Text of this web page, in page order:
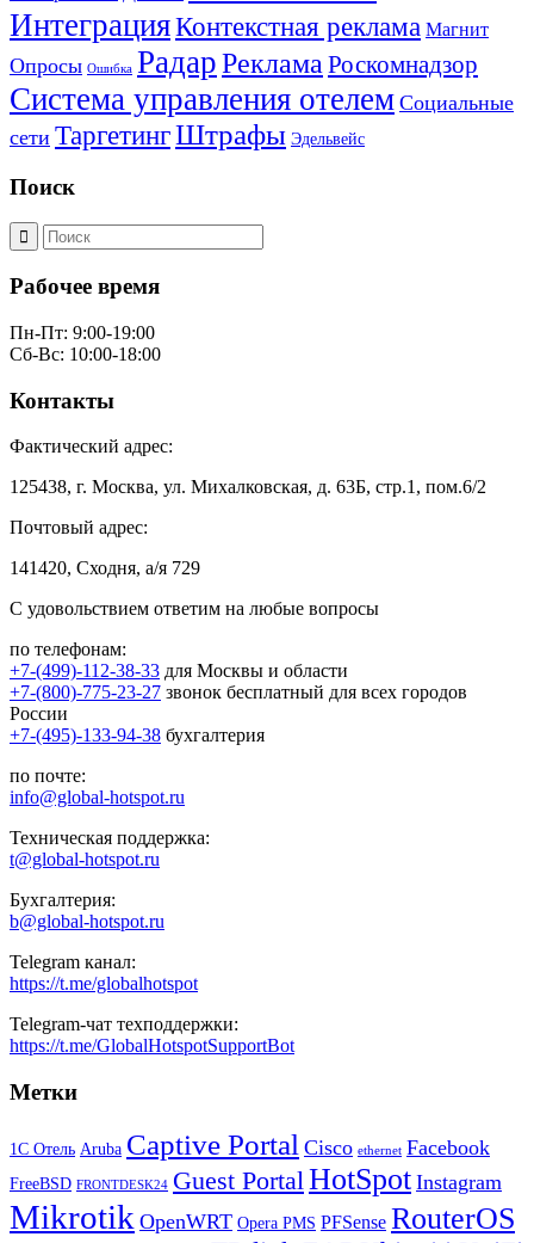
ИнтеграцияКонтекстная реклама Магнит
Опросы Ошибка РадарРеклама Роскомнадзор
Система управления отелем Социальные
сети ТаргетингШтрафы Эдельвейс
Поиск
Рабочее время
Пн-Пт: 9:00-19:00
Сб-Вс: 10:00-18:00
Контакты
Фактический адрес:
125438, г. Москва, ул. Михалковская, д. 63Б, стр.1, пом.6/2
Почтовый адрес:
141420, Сходня, а/я 729
С удовольствием ответим на любые вопросы
по телефонам:
+7-(499)-112-38-33 для Москвы и области
+7-(800)-775-23-27 звонок бесплатный для всех городов
России
+7-(495)-133-94-38 бухгалтерия
по почте:
info@global-hotspot.ru
Техническая поддержка:
t@global-hotspot.ru
Бухгалтерия:
b@global-hotspot.ru
Telegram канал:
https://t.me/globalhotspot
Telegram-чат техподдержки:
https://t.me/GlobalHotspotSupportBot
Метки
1С Отель Aruba Captive Portal Cisco ethernet Facebook
FreeBSD FRONTDESK24 Guest Portal HotSpot Instagram
Mikrotik OpenWRT Opera PMS PFSense RouterOS